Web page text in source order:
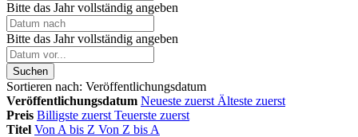
Bitte das Jahr vollständig angeben
Bitte das Jahr vollständig angeben
Suchen
Sortieren nach: Veröffentlichungsdatum
Veröffentlichungsdatum Neueste zuerst Älteste zuerst
Preis Billigste zuerst Teuerste zuerst
Titel Von A bis Z Von Z bis A